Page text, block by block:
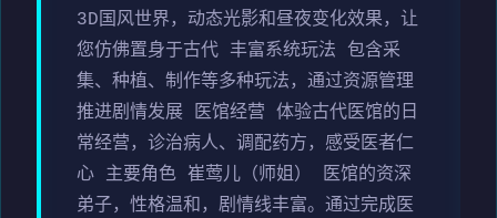
3D国风世界，动态光影和昼夜变化效果，让
您仿佛置身于古代 丰富系统玩法 包含采
集、种植、制作等多种玩法，通过资源管理
推进剧情发展 医馆经营 体验古代医馆的日
常经营，诊治病人、调配药方，感受医者仁
心 主要角色 崔莺儿（师姐） 医馆的资深
弟子，性格温和，剧情线丰富。通过完成医